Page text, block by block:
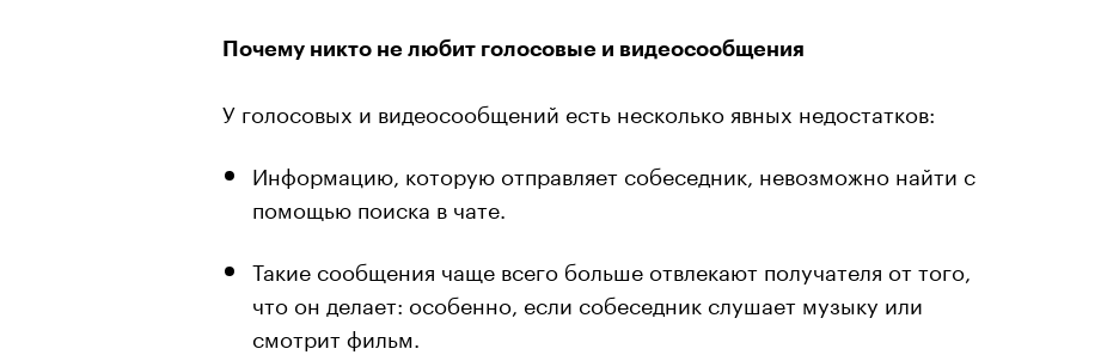
Почему никто не любит голосовые и видеосообщения
У голосовых и видеосообщений есть несколько явных недостатков:
Информацию, которую отправляет собеседник, невозможно найти с
помощью поиска в чате.
Такие сообщения чаще всего больше отвлекают получателя от того,
что он делает: особенно, если собеседник слушает музыку или
смотрит фильм.